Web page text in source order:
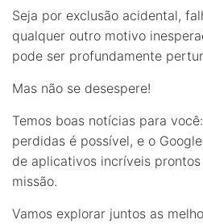
Seja por exclusão acidental,
qualquer outro motivo
pode ser profundamente
Mas não se desespere!
Temos boas notícias para
perdidas é possível, e o
de aplicativos incríveis
missão.
Vamos explorar juntos as